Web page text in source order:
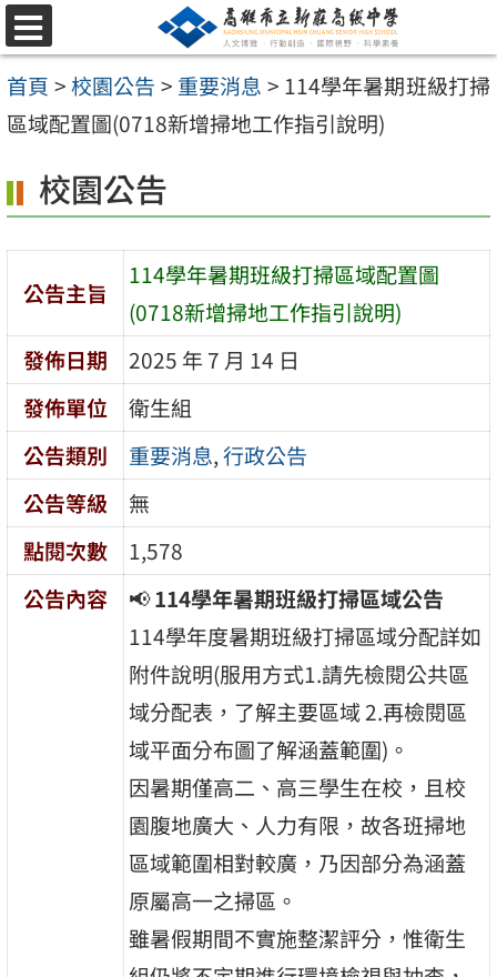
跳
至
主
要
容
區
選
單
首頁 >校園公告 > 重要消息 > 114學年暑期班級打掃
區域配置圖(0718新增掃地工作指引說明)
校園公告
公告主旨
114學年暑期班級打掃區域配置圖
(0718新增掃地工作指引說明)
發佈日期
2025 年 7 月 14 日
發佈單位
衛生組
公告類別
重要消息,行政公告
公告等級
無
點閱次數
1,578
公告內容
📢114學年暑期班級打掃區域公告
114學年度暑期班級打掃區域分配詳如
附件說明(服用方式1.請先檢閱公共區
域分配表，了解主要區域 2.再檢閱區
域平面分布圖了解涵蓋範圍)。
因暑期僅高二、高三學生在校，且校
園腹地廣大、人力有限，故各班掃地
區域範圍相對較廣，乃因部分為涵蓋
原屬高一之掃區。
雖暑假期間不實施整潔評分，惟衛生